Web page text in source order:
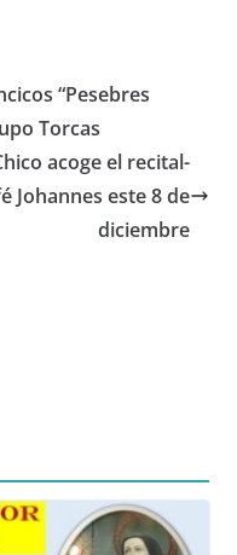
“Pesebres
Torcas
acoge el recital-
Johannes este 8 de
diciembre